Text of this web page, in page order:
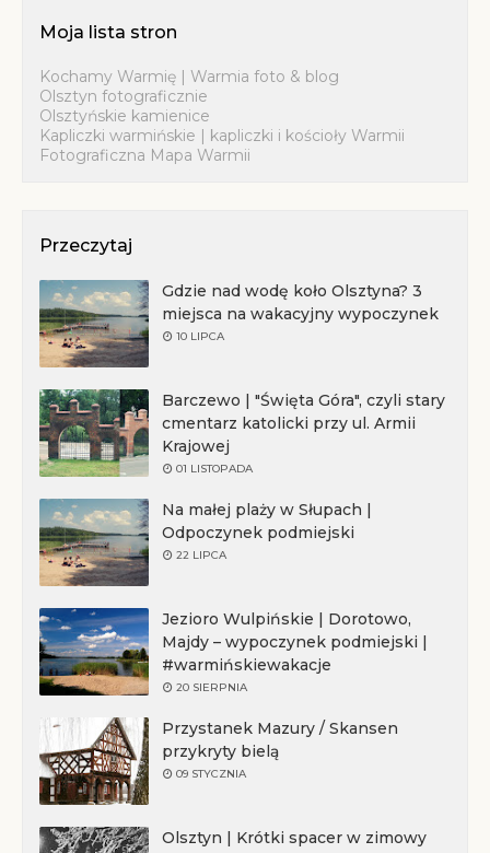
Moja lista stron
Kochamy Warmię | Warmia foto & blog
Olsztyn fotograficznie
Olsztyńskie kamienice
Kapliczki warmińskie | kapliczki i kościoły Warmii
Fotograficzna Mapa Warmii
Przeczytaj
Gdzie nad wodę koło Olsztyna? 3
miejsca na wakacyjny wypoczynek
10 LIPCA
Barczewo | "Święta Góra", czyli stary
cmentarz katolicki przy ul. Armii
Krajowej
01 LISTOPADA
Na małej plaży w Słupach |
Odpoczynek podmiejski
22 LIPCA
Jezioro Wulpińskie | Dorotowo,
Majdy – wypoczynek podmiejski |
#warmińskiewakacje
20 SIERPNIA
Przystanek Mazury / Skansen
przykryty bielą
09 STYCZNIA
Olsztyn | Krótki spacer w zimowy